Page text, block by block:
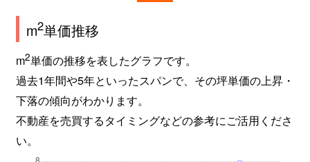
m2単価推移
m2単価の推移を表したグラフです。
過去1年間や5年といったスパンで、その坪単価の上昇・
下落の傾向がわかります。
不動産を売買するタイミングなどの参考にご活用くださ
い。